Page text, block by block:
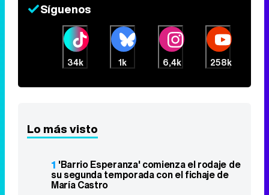
Síguenos
34k 1k 6,4k 258k
Lo más visto
1 'Barrio Esperanza' comienza el rodaje de
su segunda temporada con el fichaje de
María Castro